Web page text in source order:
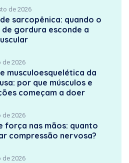
de 2026
sarcopênica: quando o
de gordura esconde a
de 2026
musculoesquelética da
por que músculos e
começam a doer
de 2026
força nas mãos: quanto
compressão nervosa?
de 2026